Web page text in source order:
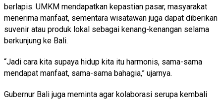
berlapis. UMKM mendapatkan kepastian pasar, masyarakat
menerima manfaat, sementara wisatawan juga dapat diberikan
suvenir atau produk lokal sebagai kenang-kenangan selama
berkunjung ke Bali.
“Jadi cara kita supaya hidup kita itu harmonis, sama-sama
mendapat manfaat, sama-sama bahagia,” ujarnya.
Gubernur Bali juga meminta agar kolaborasi serupa kembali